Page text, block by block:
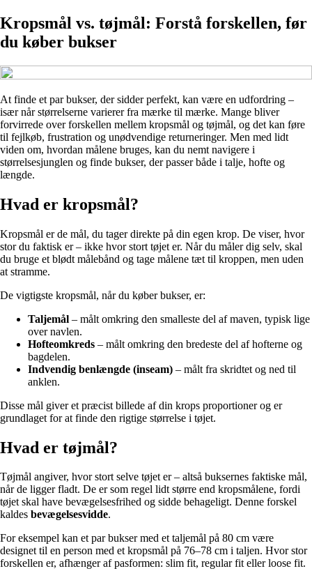
Kropsmål vs. tøjmål: Forstå forskellen, før
du køber bukser
At finde et par bukser, der sidder perfekt, kan være en udfordring –
især når størrelserne varierer fra mærke til mærke. Mange bliver
forvirrede over forskellen mellem kropsmål og tøjmål, og det kan føre
til fejlkøb, frustration og unødvendige returneringer. Men med lidt
viden om, hvordan målene bruges, kan du nemt navigere i
størrelsesjunglen og finde bukser, der passer både i talje, hofte og
længde.
Hvad er kropsmål?
Kropsmål er de mål, du tager direkte på din egen krop. De viser, hvor
stor du faktisk er – ikke hvor stort tøjet er. Når du måler dig selv, skal
du bruge et blødt målebånd og tage målene tæt til kroppen, men uden
at stramme.
De vigtigste kropsmål, når du køber bukser, er:
Taljemål – målt omkring den smalleste del af maven, typisk lige
over navlen.
Hofteomkreds – målt omkring den bredeste del af hofterne og
bagdelen.
Indvendig benlængde (inseam) – målt fra skridtet og ned til
anklen.
Disse mål giver et præcist billede af din krops proportioner og er
grundlaget for at finde den rigtige størrelse i tøjet.
Hvad er tøjmål?
Tøjmål angiver, hvor stort selve tøjet er – altså buksernes faktiske mål,
når de ligger fladt. De er som regel lidt større end kropsmålene, fordi
tøjet skal have bevægelsesfrihed og sidde behageligt. Denne forskel
kaldes bevægelsesvidde.
For eksempel kan et par bukser med et taljemål på 80 cm være
designet til en person med et kropsmål på 76–78 cm i taljen. Hvor stor
forskellen er, afhænger af pasformen: slim fit, regular fit eller loose fit.